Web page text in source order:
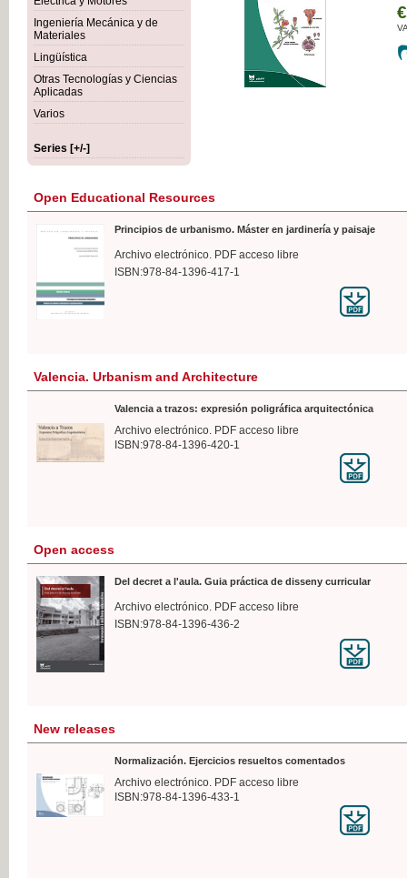
Ingeniería Mecánica y de
Materiales
Lingüística
Otras Tecnologías y Ciencias
Aplicadas
Varios
Series [+/-]
VAT
Open Educational Resources
Principios de urbanismo. Máster en jardinería y paisaje
Archivo electrónico. PDF acceso libre
ISBN:978-84-1396-417-1
Valencia. Urbanism and Architecture
Valencia a trazos: expresión poligráfica arquitectónica
Archivo electrónico. PDF acceso libre
ISBN:978-84-1396-420-1
Open access
Del decret a l'aula. Guia práctica de disseny curricular
Archivo electrónico. PDF acceso libre
ISBN:978-84-1396-436-2
New releases
Normalización. Ejercicios resueltos comentados
Archivo electrónico. PDF acceso libre
ISBN:978-84-1396-433-1